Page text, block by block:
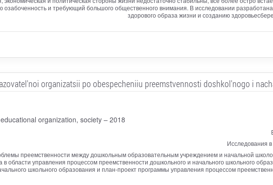
и требующий большого общественного внимания. В исследовании
здорового образа жизни и созданию
organizatsii po obespecheniiu preemstvennosti doshkol'nogo i
organization, society – 2018
Исследования
преемственности между дошкольным образовательным учреждением и начальной
области управления процессом преемственности дошкольного и начального школьного
школьного образования и план-проект программы управления процессом